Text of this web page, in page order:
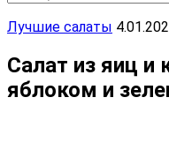
Лучшие салаты
Салат из яиц и
яблоком и